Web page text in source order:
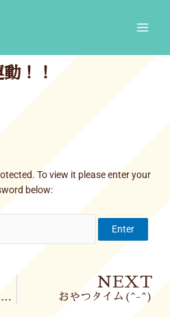
！！
To view it please enter your
below:
英語でクッキング＆ゲーム(^^)/
NEXT
おやつタイム(^-^)